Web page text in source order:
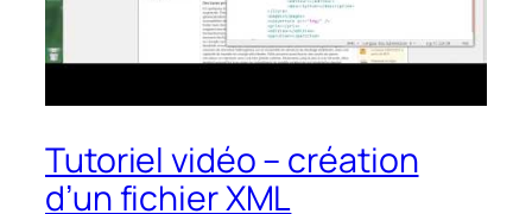
Tutoriel vidéo – création
d’un fichier XML